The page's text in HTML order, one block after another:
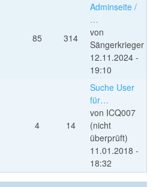
85 314
Adminseite /
…
von
Sängerkrieger
12.11.2024 -
19:10
4 14
Suche User
für…
von ICQ007
(nicht
überprüft)
11.01.2018 -
18:32